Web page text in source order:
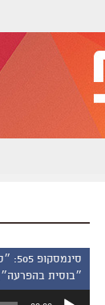
״בוסית